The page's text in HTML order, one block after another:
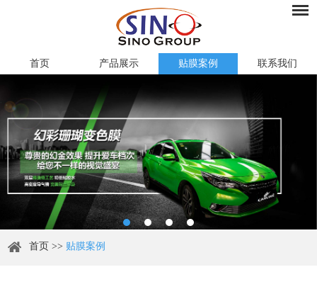
首页 产品展示 贴膜案例 联系我们
首页 >> 贴膜案例